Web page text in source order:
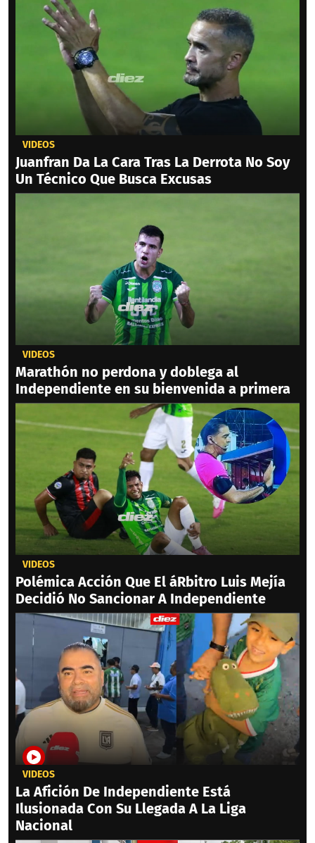
VIDEOS
Juanfran Da La Cara Tras La Derrota No Soy
Un Técnico Que Busca Excusas
VIDEOS
Marathón no perdona y doblega al
Independiente en su bienvenida a primera
VIDEOS
Polémica Acción Que El áRbitro Luis Mejía
Decidió No Sancionar A Independiente
VIDEOS
La Afición De Independiente Está
Ilusionada Con Su Llegada A La Liga
Nacional